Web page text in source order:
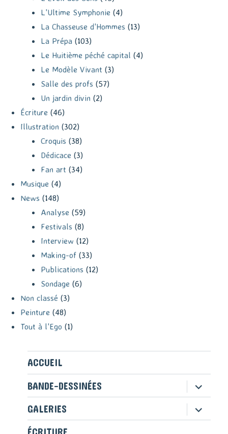
L'Ultime Symphonie (4)
La Chasseuse d'Hommes (13)
La Prépa (103)
Le Huitième péché capital (4)
Le Modèle Vivant (3)
Salle des profs (57)
Un jardin divin (2)
Écriture (46)
Illustration (302)
Croquis (38)
Dédicace (3)
Fan art (34)
Musique (4)
News (148)
Analyse (59)
Festivals (8)
Interview (12)
Making-of (33)
Publications (12)
Sondage (6)
Non classé (3)
Peinture (48)
Tout à l'Ego (1)
ACCUEIL
BANDE-DESSINÉES
ouvrir
le
sous-
menu
GALERIES ouvrir
le